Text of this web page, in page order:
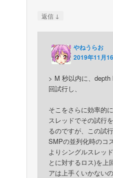
返信 ↓
やねうらお
2019年11月
> M 秒以内に、
回試行し、
そこをさらに効率的
スレッドでその試行
るのですが、この試
SMPの並列化時のコ
よりシングルスレッ
とに対するロス)を上
アは上手くいかない